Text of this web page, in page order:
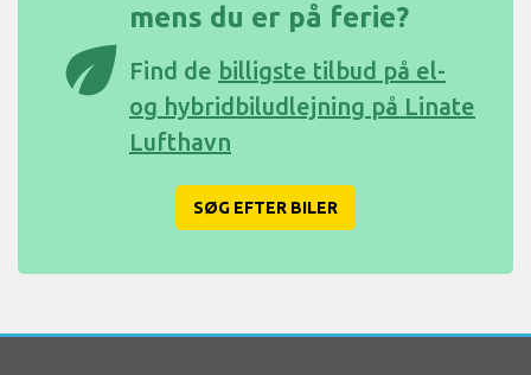
eco
mens du er på ferie?
Find de billigste tilbud på el-
og hybridbiludlejning på Linate
Lufthavn
SØG EFTER BILER